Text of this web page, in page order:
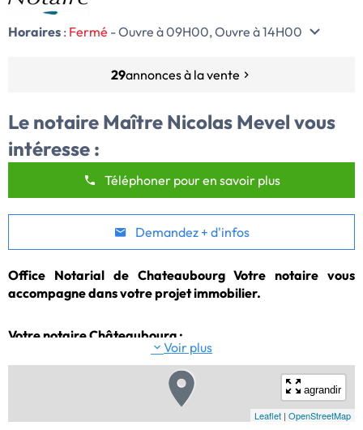
Horaires : Fermé - Ouvre à 09H00, Ouvre à 14H00
29annonces à la vente
Le notaire Maître Nicolas Mevel vous
intéresse :
Téléphoner pour en savoir plus
Demandez + d'infos
Office Notarial de Chateaubourg Votre notaire vous
accompagne dans votre projet immobilier.
Votre notaire Châteaubourg :
Maître Nicolas Mevel, vous propose sa sélection
d'annonces immobilières à Châteaubourg et alentours.
Voir plus
agrandir
Leaflet | OpenStreetMap